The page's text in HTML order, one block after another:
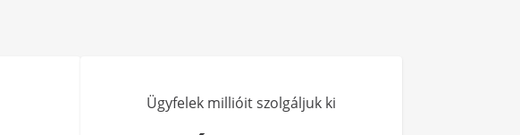
Ügyfelek millióit szolgáljuk ki